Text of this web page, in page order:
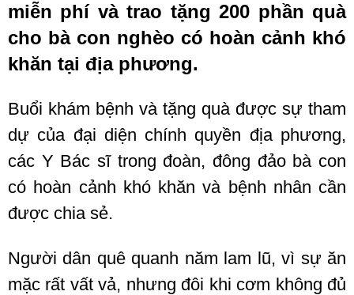
miễn phí và trao tặng 200 phần quà
cho bà con nghèo có hoàn cảnh khó
khăn tại địa phương.
Buổi khám bệnh và tặng quà được sự tham
dự của đại diện chính quyền địa phương,
các Y Bác sĩ trong đoàn, đông đảo bà con
có hoàn cảnh khó khăn và bệnh nhân cần
được chia sẻ.
Người dân quê quanh năm lam lũ, vì sự ăn
mặc rất vất vả, nhưng đôi khi cơm không đủ